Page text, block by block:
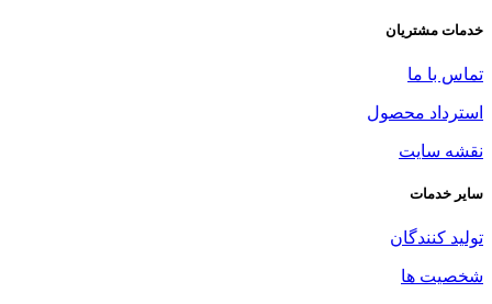
خدمات مشتریان
تماس با ما
استرداد محصول
نقشه سایت
سایر خدمات
تولید کنندگان
شخصیت ها